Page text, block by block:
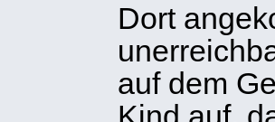
Dort
auf dem